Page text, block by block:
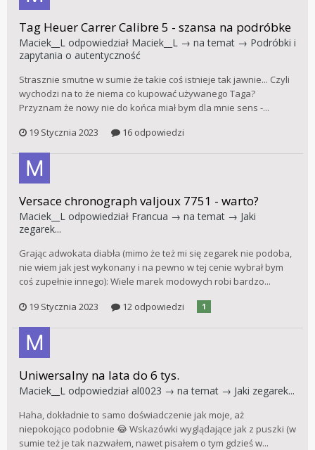
Tag Heuer Carrer Calibre 5 - szansa na podróbke
Maciek__L odpowiedział Maciek__L → na temat → Podróbki i
zapytania o autentyczność
Strasznie smutne w sumie że takie coś istnieje tak jawnie... Czyli
wychodzi na to że niema co kupować używanego Taga?
Przyznam że nowy nie do końca miał bym dla mnie sens -...
19 Stycznia 2023
16 odpowiedzi
Versace chronograph valjoux 7751 - warto?
Maciek__L odpowiedział Francua → na temat → Jaki
zegarek...
Grając adwokata diabła (mimo że też mi się zegarek nie podoba,
nie wiem jak jest wykonany i na pewno w tej cenie wybrał bym
coś zupełnie innego): Wiele marek modowych robi bardzo...
19 Stycznia 2023
12 odpowiedzi 1
Uniwersalny na lata do 6 tys.
Maciek__L odpowiedział al0023 → na temat → Jaki zegarek...
Haha, dokładnie to samo doświadczenie jak moje, aż
niepokojąco podobnie 😂 Wskazówki wyglądające jak z puszki (w
sumie też je tak nazwałem, nawet pisałem o tym gdzieś w...